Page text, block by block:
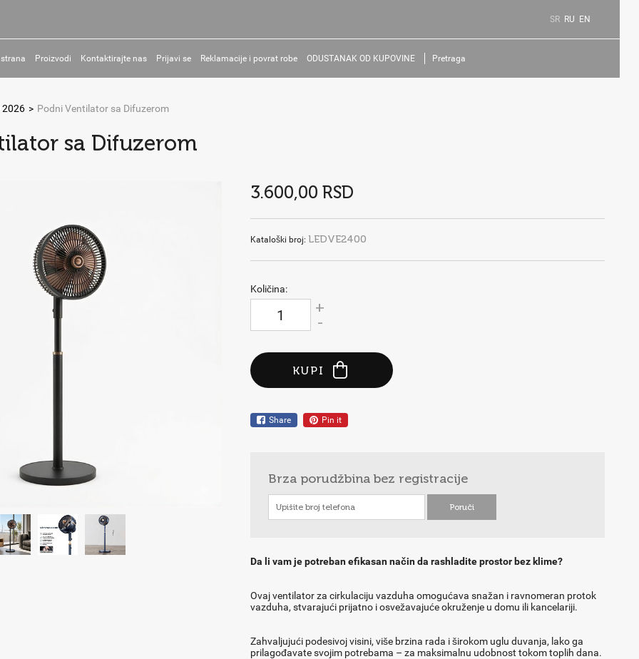
SR RU EN
Proizvodi Kontaktirajte nas Prijavi se Reklamacije i povrat robe ODUSTANAK OD KUPOVINE Pretraga
2026 > Podni Ventilator sa Difuzerom
sa Difuzerom
3.600,00 RSD
Kataloški broj: LEDVE2400
Količina:
+
-
KUPI
Share Pin it
Brza porudžbina bez registracije
Da li vam je potreban efikasan način da rashladite prostor bez klime?
Ovaj ventilator za cirkulaciju vazduha omogućava snažan i ravnomeran protok
vazduha, stvarajući prijatno i osvežavajuće okruženje u domu ili kancelariji.
Zahvaljujući podesivoj visini, više brzina rada i širokom uglu duvanja, lako ga
prilagođavate svojim potrebama – za maksimalnu udobnost tokom toplih dana.